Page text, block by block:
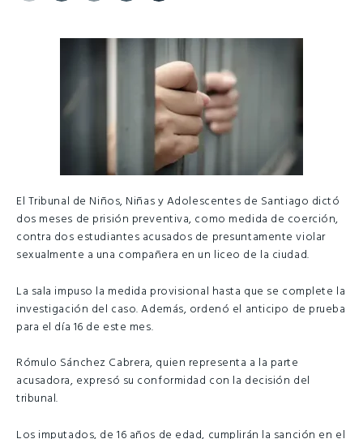
El Tribunal de Niños, Niñas y Adolescentes de Santiago dictó
dos meses de prisión preventiva, como medida de coerción,
contra dos estudiantes acusados de presuntamente violar
sexualmente a una compañera en un liceo de la ciudad.
La sala impuso la medida provisional hasta que se complete la
investigación del caso. Además, ordenó el anticipo de prueba
para el día 16 de este mes.
Rómulo Sánchez Cabrera, quien representa a la parte
acusadora, expresó su conformidad con la decisión del
tribunal.